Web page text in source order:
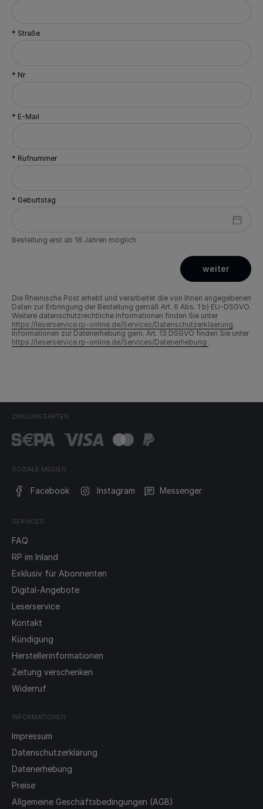
* Straße
* Nr
* E-Mail
* Rufnummer
* Geburtstag
Bestellung erst ab 18 Jahren möglich
weiter
Die Rheinische Post erhebt und verarbeitet die von Ihnen angegebenen
Daten zur Erbringung der Bestellung gemäß Art. 6 Abs. 1 b) EU-DSGVO.
Weitere datenschutzrechtliche Informationen finden Sie unter
https://leserservice.rp-online.de/Services/Datenschutzerklaerung.
Informationen zur Datenerhebung gem. Art. 13 DSGVO finden Sie unter
https://leserservice.rp-online.de/Services/Datenerhebung .
ZAHLUNGSARTEN
SOZIALE MEDIEN
Facebook Instagram Messenger
SERVICES
FAQ
RP im Inland
Exklusiv für Abonnenten
Digital-Angebote
Leserservice
Kontakt
Kündigung
Herstellerinformationen
Zeitung verschenken
Widerruf
INFORMATIONEN
Impressum
Datenschutzerklärung
Datenerhebung
Preise
Allgemeine Geschäftsbedingungen (AGB)